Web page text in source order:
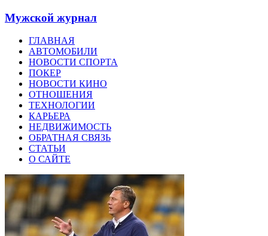
Мужской журнал
ГЛАВНАЯ
АВТОМОБИЛИ
НОВОСТИ СПОРТА
ПОКЕР
НОВОСТИ КИНО
ОТНОШЕНИЯ
ТЕХНОЛОГИИ
КАРЬЕРА
НЕДВИЖИМОСТЬ
ОБРАТНАЯ СВЯЗЬ
СТАТЬИ
О САЙТЕ